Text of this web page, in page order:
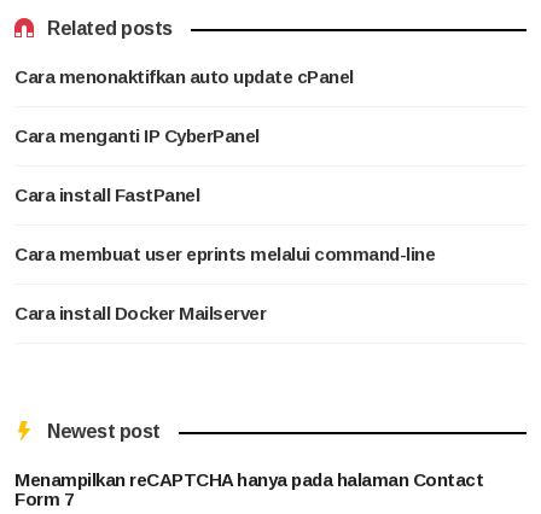
Related posts
Cara menonaktifkan auto update cPanel
Cara menganti IP CyberPanel
Cara install FastPanel
Cara membuat user eprints melalui command-line
Cara install Docker Mailserver
Newest post
Menampilkan reCAPTCHA hanya pada halaman Contact
Form 7